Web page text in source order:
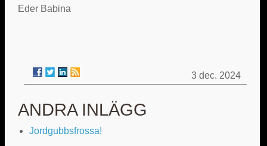
Eder Babina
3 dec. 2024
ANDRA INLÄGG
Jordgubbsfrossa!